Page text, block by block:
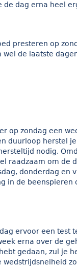
de dag erna heel
presteren op
de laatste
op zondag een
duurloop herstel
nodig.
raadzaam om de
donderdag en
in de beenspieren
ervoor een test
erna over de
gedaan, zul je